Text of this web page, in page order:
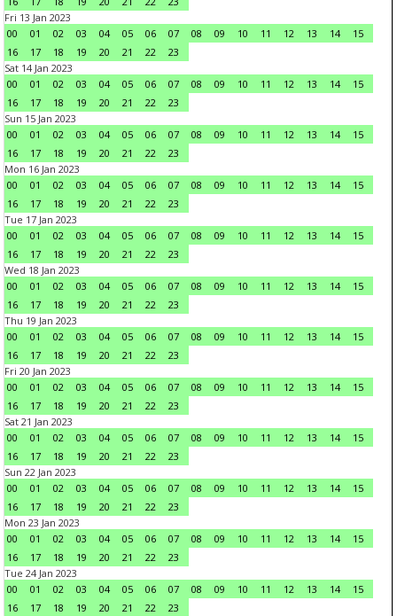
Fri 13 Jan 2023
00
01 02 03 04 05 06 07 08 09 10 11 12 13 14
15
16
17 18 19 20 21 22
23
Sat 14 Jan 2023
00
01 02 03 04 05 06 07 08 09 10 11 12 13 14
15
16
17 18 19 20 21 22
23
Sun 15 Jan 2023
00
01 02 03 04 05 06 07 08 09 10 11 12 13 14
15
16
17 18 19 20 21 22
23
Mon 16 Jan 2023
00
01 02 03 04 05 06 07 08 09 10 11 12 13 14
15
16
17 18 19 20 21 22
23
Tue 17 Jan 2023
00
01 02 03 04 05 06 07 08 09 10 11 12 13 14
15
16
17 18 19 20 21 22
23
Wed 18 Jan 2023
00
01 02 03 04 05 06 07 08 09 10 11 12 13 14
15
16
17 18 19 20 21 22
23
Thu 19 Jan 2023
00
01 02 03 04 05 06 07 08 09 10 11 12 13 14
15
16
17 18 19 20 21 22
23
Fri 20 Jan 2023
00
01 02 03 04 05 06 07 08 09 10 11 12 13 14
15
16
17 18 19 20 21 22
23
Sat 21 Jan 2023
00
01 02 03 04 05 06 07 08 09 10 11 12 13 14
15
16
17 18 19 20 21 22
23
Sun 22 Jan 2023
00
01 02 03 04 05 06 07 08 09 10 11 12 13 14
15
16
17 18 19 20 21 22
23
Mon 23 Jan 2023
00
01 02 03 04 05 06 07 08 09 10 11 12 13 14
15
16
17 18 19 20 21 22
23
Tue 24 Jan 2023
00
01 02 03 04 05 06 07 08 09 10 11 12 13 14
15
16
17 18 19 20 21 22
23